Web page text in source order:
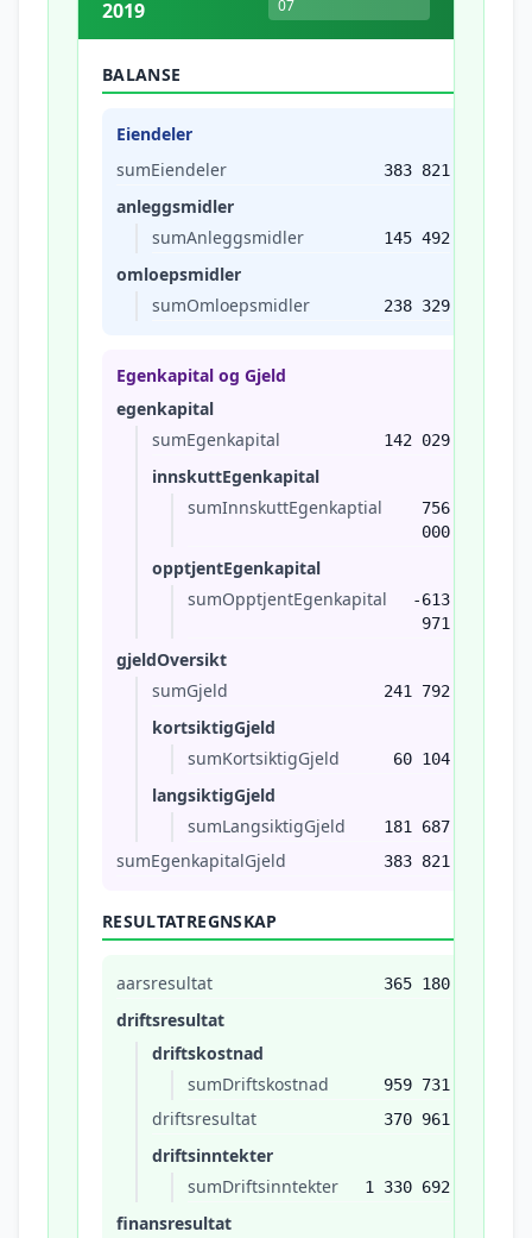
2019 07
BALANSE
Eiendeler
sumEiendeler
383 821
anleggsmidler
sumAnleggsmidler
145 492
omloepsmidler
sumOmloepsmidler
238 329
Egenkapital og Gjeld
egenkapital
sumEgenkapital
142 029
innskuttEgenkapital
sumInnskuttEgenkaptial
756
000
opptjentEgenkapital
sumOpptjentEgenkapital
-613
971
gjeldOversikt
sumGjeld
241 792
kortsiktigGjeld
sumKortsiktigGjeld
60 104
langsiktigGjeld
sumLangsiktigGjeld
181 687
sumEgenkapitalGjeld 383 821
RESULTATREGNSKAP
aarsresultat 365 180
driftsresultat
driftskostnad
sumDriftskostnad
959 731
driftsresultat 370 961
driftsinntekter
sumDriftsinntekter
1 330 692
finansresultat